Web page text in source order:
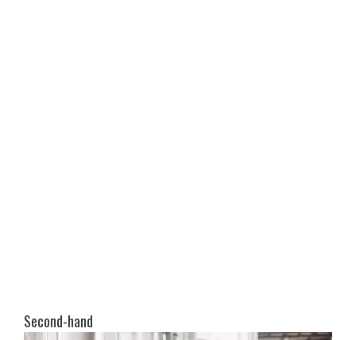
Second-hand